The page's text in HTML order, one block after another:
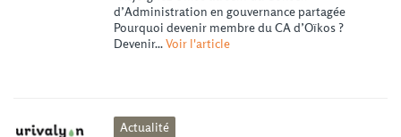
d’Administration en gouvernance partagée
Pourquoi devenir membre du CA d’Oïkos ?
Devenir...Voir l'article
Actualité